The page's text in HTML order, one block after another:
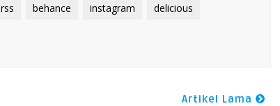
rss
behance instagram delicious
Artikel Lama